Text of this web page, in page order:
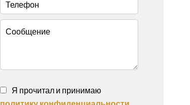
Я прочитал и принимаю